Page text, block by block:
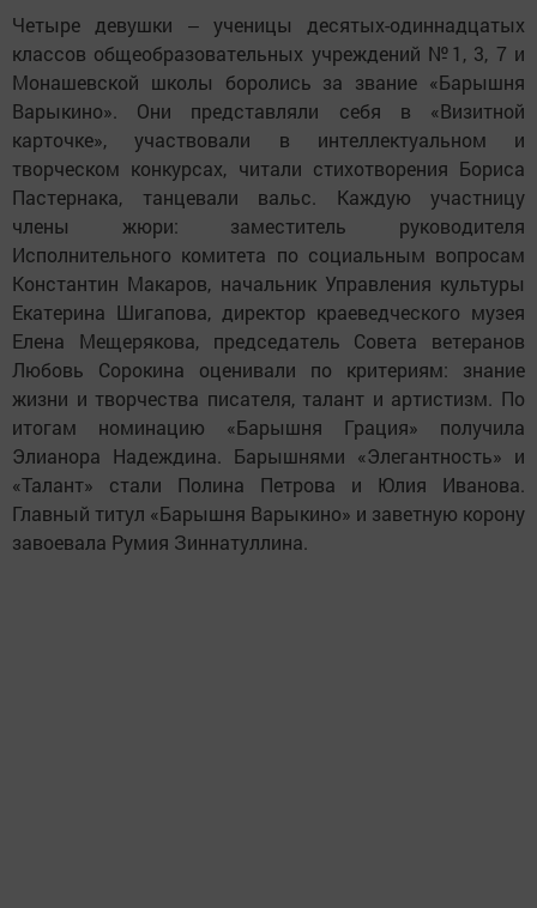
Четыре девушки ‒ ученицы десятых-одиннадцатых
классов общеобразовательных учреждений №1, 3, 7 и
Монашевской школы боролись за звание «Барышня
Варыкино». Они представляли себя в «Визитной
карточке», участвовали в интеллектуальном и
творческом конкурсах, читали стихотворения Бориса
Пастернака, танцевали вальс. Каждую участницу
члены жюри: заместитель руководителя
Исполнительного комитета по социальным вопросам
Константин Макаров, начальник Управления культуры
Екатерина Шигапова, директор краеведческого музея
Елена Мещерякова, председатель Совета ветеранов
Любовь Сорокина оценивали по критериям: знание
жизни и творчества писателя, талант и артистизм. По
итогам номинацию «Барышня Грация» получила
Элианора Надеждина. Барышнями «Элегантность» и
«Талант» стали Полина Петрова и Юлия Иванова.
Главный титул «Барышня Варыкино» и заветную корону
завоевала Румия Зиннатуллина.